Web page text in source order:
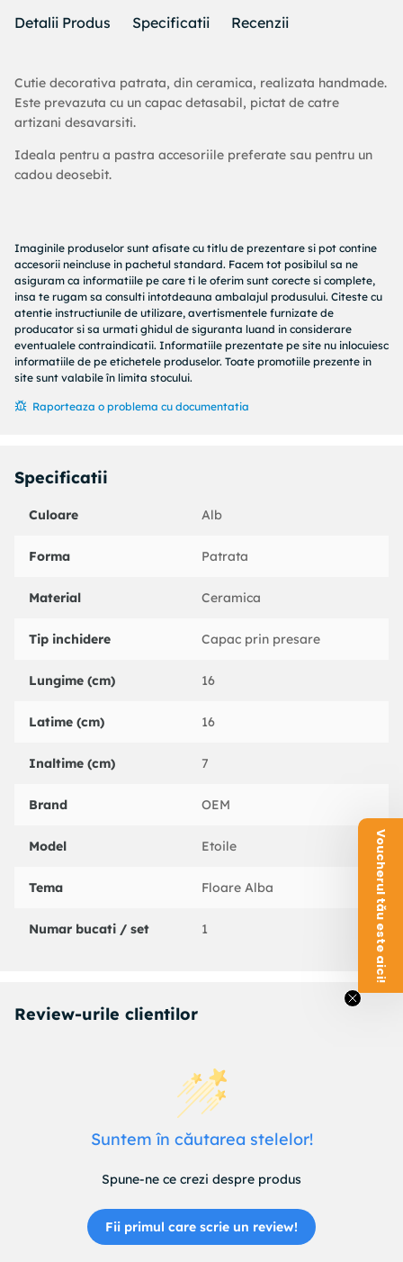
Detalii Produs Specificatii Recenzii
Cutie decorativa patrata, din ceramica, realizata handmade.
Este prevazuta cu un capac detasabil, pictat de catre
artizani desavarsiti.
Ideala pentru a pastra accesoriile preferate sau pentru un
cadou deosebit.
Imaginile produselor sunt afisate cu titlu de prezentare si pot contine
accesorii neincluse in pachetul standard. Facem tot posibilul sa ne
asiguram ca informatiile pe care ti le oferim sunt corecte si complete,
insa te rugam sa consulti intotdeauna ambalajul produsului. Citeste cu
atentie instructiunile de utilizare, avertismentele furnizate de
producator si sa urmati ghidul de siguranta luand in considerare
eventualele contraindicatii. Informatiile prezentate pe site nu inlocuiesc
informatiile de pe etichetele produselor. Toate promotiile prezente in
site sunt valabile în limita stocului.
Raporteaza o problema cu documentatia
Specificatii
Culoare Alb
Forma Patrata
Material Ceramica
Tip inchidere Capac prin presare
Lungime (cm) 16
Latime (cm) 16
Inaltime (cm) 7
Brand OEM
Model Etoile
Tema Floare Alba
Numar bucati / set 1
Review-urile clientilor
Suntem în căutarea stelelor!
Spune-ne ce crezi despre produs
Fii primul care scrie un review!
Voucherul tău este aici!